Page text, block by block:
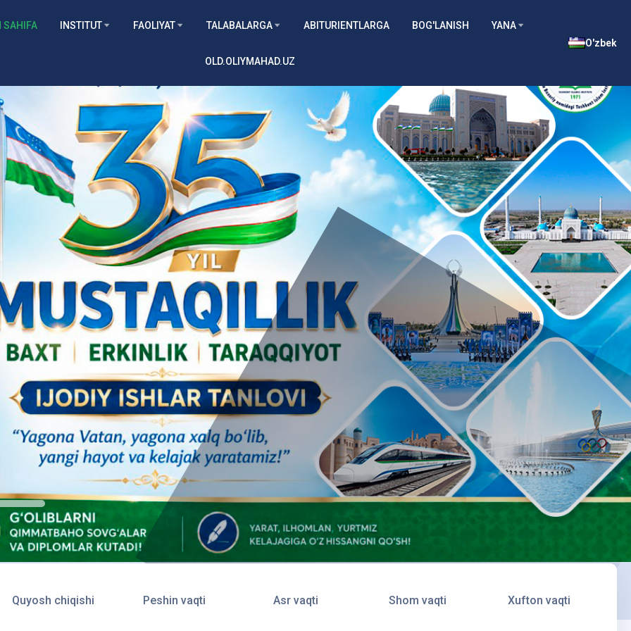
SAHIFA INSTITUT FAOLIYAT TALABALARGA ABITURIENTLARGA BOG'LANISH YANA
OLD.OLIYMAHAD.UZ
O'zbek
Quyosh chiqishi Peshin vaqti Asr vaqti Shom vaqti Xufton vaqti